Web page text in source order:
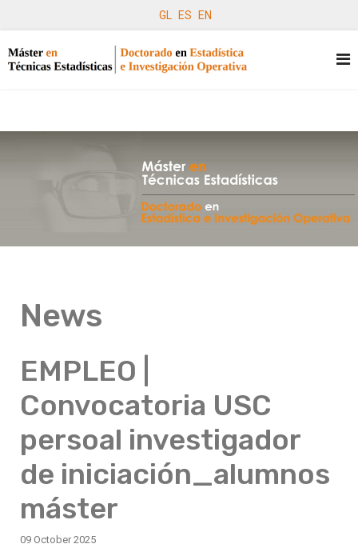
GL ES EN
News
EMPLEO |
Convocatoria USC
persoal investigador
de iniciación_alumnos
máster
09 October 2025